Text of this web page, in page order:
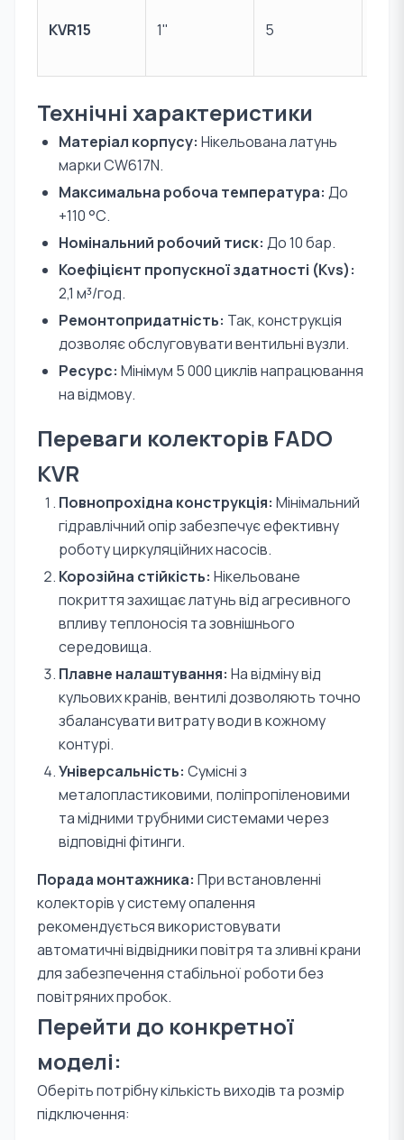
KVR15 1" 5
Технічні характеристики
Матеріал корпусу: Нікельована латунь
марки CW617N.
Максимальна робоча температура: До
+110 °С.
Номінальний робочий тиск: До 10 бар.
Коефіцієнт пропускної здатності (Kvs):
2,1 м³/год.
Ремонтопридатність: Так, конструкція
дозволяє обслуговувати вентильні вузли.
Ресурс: Мінімум 5 000 циклів напрацювання
на відмову.
Переваги колекторів FADO
KVR
Повнопрохідна конструкція: Мінімальний
гідравлічний опір забезпечує ефективну
роботу циркуляційних насосів.
Корозійна стійкість: Нікельоване
покриття захищає латунь від агресивного
впливу теплоносія та зовнішнього
середовища.
Плавне налаштування: На відміну від
кульових кранів, вентилі дозволяють точно
збалансувати витрату води в кожному
контурі.
Універсальність: Сумісні з
металопластиковими, поліпропіленовими
та мідними трубними системами через
відповідні фітинги.
Порада монтажника: При встановленні
колекторів у систему опалення
рекомендується використовувати
автоматичні відвідники повітря та зливні крани
для забезпечення стабільної роботи без
повітряних пробок.
Перейти до конкретної
моделі:
Оберіть потрібну кількість виходів та розмір
підключення: